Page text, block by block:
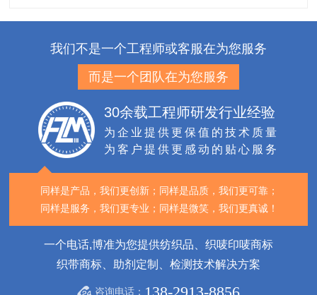
我们不是一个工程师或客服在为您服务
而是一个团队在为您服务
30余载工程师研发行业经验
为企业提供更保值的技术质量
为客户提供更感动的贴心服务
同样是产品，我们更创新； 同样是品质，我们更可靠；
同样是服务，我们更专业； 同样是微笑，我们更真诚！
一个电话,博准为您提供纺织品、织唛印唛商标
织带商标、助剂定制、检测技术解决方案
咨询电话：